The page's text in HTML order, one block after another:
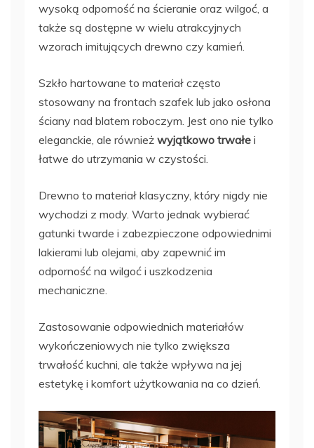
wysoką odporność na ścieranie oraz wilgoć, a
także są dostępne w wielu atrakcyjnych
wzorach imitujących drewno czy kamień.
Szkło hartowane to materiał często
stosowany na frontach szafek lub jako osłona
ściany nad blatem roboczym. Jest ono nie tylko
eleganckie, ale również wyjątkowo trwałe i
łatwe do utrzymania w czystości.
Drewno to materiał klasyczny, który nigdy nie
wychodzi z mody. Warto jednak wybierać
gatunki twarde i zabezpieczone odpowiednimi
lakierami lub olejami, aby zapewnić im
odporność na wilgoć i uszkodzenia
mechaniczne.
Zastosowanie odpowiednich materiałów
wykończeniowych nie tylko zwiększa
trwałość kuchni, ale także wpływa na jej
estetykę i komfort użytkowania na co dzień.